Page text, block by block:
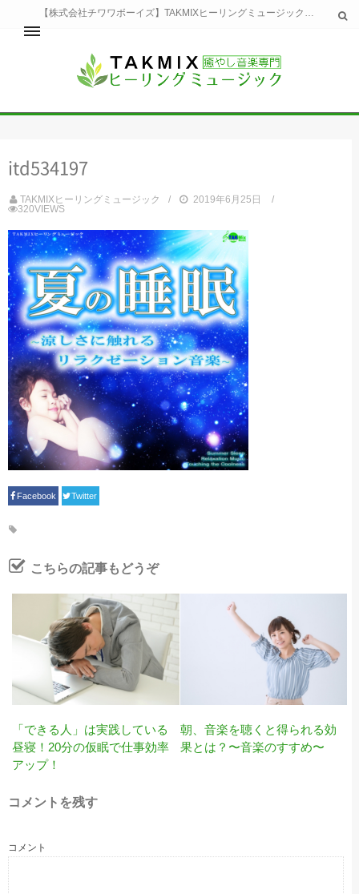
【株式会社チワワボーイズ】TAKMIXヒーリングミュージックへようこそ。TAKMIXヒーリングミュージックは貴方に特別な癒やしの時間をご提供致します。
ホーム
美容
生活
お問い合わせ
運営会社
itd534197
TAKMIXヒーリングミュージック
2019年6月25日
320VIEWS
Facebook Twitter
こちらの記事もどうぞ
「できる人」は実践している
昼寝！20分の仮眠で仕事効率
アップ！
朝、音楽を聴くと得られる効
果とは？〜音楽のすすめ〜
コメントを残す
コメント